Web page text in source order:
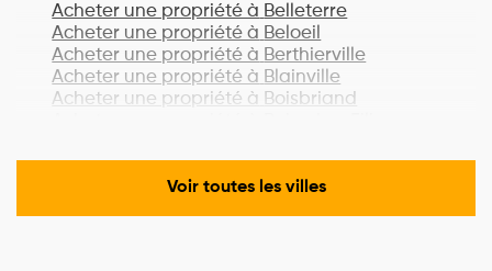
Acheter une propriété à Belleterre
Acheter une propriété à Beloeil
Acheter une propriété à Berthierville
Acheter une propriété à Blainville
Acheter une propriété à Boisbriand
Acheter une propriété à Boucherville
Acheter une propriété à Lac-Brome
Voir toutes les villes